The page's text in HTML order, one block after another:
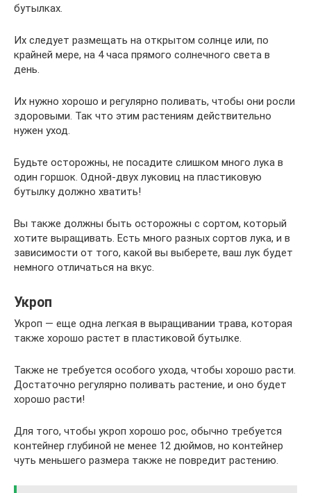
бутылках.
Их следует размещать на открытом солнце или, по
крайней мере, на 4 часа прямого солнечного света в
день.
Их нужно хорошо и регулярно поливать, чтобы они росли
здоровыми. Так что этим растениям действительно
нужен уход.
Будьте осторожны, не посадите слишком много лука в
один горшок. Одной-двух луковиц на пластиковую
бутылку должно хватить!
Вы также должны быть осторожны с сортом, который
хотите выращивать. Есть много разных сортов лука, и в
зависимости от того, какой вы выберете, ваш лук будет
немного отличаться на вкус.
Укроп
Укроп — еще одна легкая в выращивании трава, которая
также хорошо растет в пластиковой бутылке.
Также не требуется особого ухода, чтобы хорошо расти.
Достаточно регулярно поливать растение, и оно будет
хорошо расти!
Для того, чтобы укроп хорошо рос, обычно требуется
контейнер глубиной не менее 12 дюймов, но контейнер
чуть меньшего размера также не повредит растению.